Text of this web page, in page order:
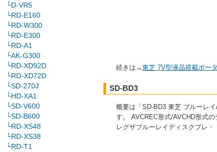
続きは→東芝 7V型液晶搭載ポー
SD-BD3
概要は「SD-BD3 東芝 ブルーレ
す。 AVCREC形式/AVCHD形式
レグザブルーレイディスクプレ・
└D-VR5
└RD-E160
└RD-W300
└RD-E300
└RD-A1
└AK-G300
└RD-XD92D
└RD-XD72D
└SD-270J
└HD-XA1
└SD-V600
└SD-B600
└RD-XS48
└RD-XS38
└RD-T1